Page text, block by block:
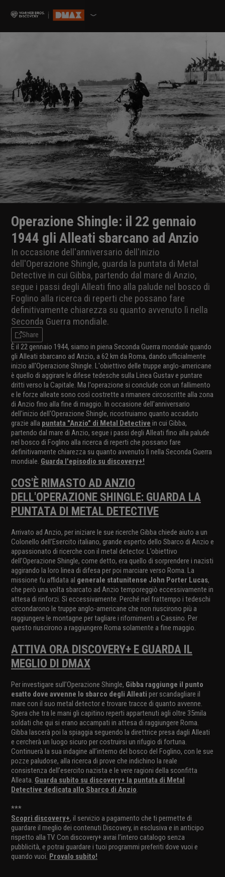
Operazione Shingle: il 22 gennaio
1944 gli Alleati sbarcano ad Anzio
In occasione dell'anniversario dell'inizio
dell'Operazione Shingle, guarda la puntata di Metal
Detective in cui Gibba, partendo dal mare di Anzio,
segue i passi degli Alleati fino alla palude nel bosco di
Foglino alla ricerca di reperti che possano fare
definitivamente chiarezza su quanto avvenuto lì nella
Seconda Guerra mondiale.
Share
È il 22 gennaio 1944, siamo in piena Seconda Guerra mondiale quando
gli Alleati sbarcano ad Anzio, a 62 km da Roma, dando ufficialmente
inizio all'Operazione Shingle. L'obiettivo delle truppe anglo-americane
è quello di aggirare le difese tedesche sulla Linea Gustav e puntare
dritti verso la Capitale. Ma l'operazione si conclude con un fallimento
e le forze alleate sono così costrette a rimanere circoscritte alla zona
di Anzio fino alla fine di maggio. In occasione dell'anniversario
dell'inizio dell'Operazione Shingle, ricostruiamo quanto accaduto
grazie alla puntata "Anzio" di Metal Detective in cui Gibba,
partendo dal mare di Anzio, segue i passi degli Alleati fino alla palude
nel bosco di Foglino alla ricerca di reperti che possano fare
definitivamente chiarezza su quanto avvenuto lì nella Seconda Guerra
mondiale. Guarda l'episodio su discovery+!
COS'È RIMASTO AD ANZIO
DELL'OPERAZIONE SHINGLE: GUARDA LA
PUNTATA DI METAL DETECTIVE
Arrivato ad Anzio, per iniziare le sue ricerche Gibba chiede aiuto a un
Colonello dell’Esercito italiano, grande esperto dello Sbarco di Anzio e
appassionato di ricerche con il metal detector. L’obiettivo
dell’Operazione Shingle, come detto, era quello di sorprendere i nazisti
aggirando la loro linea di difesa per poi marciare verso Roma. La
missione fu affidata al generale statunitense John Porter Lucas,
che però una volta sbarcato ad Anzio temporeggiò eccessivamente in
attesa di rinforzi. Sì eccessivamente. Perché nel frattempo i tedeschi
circondarono le truppe anglo-americane che non riuscirono più a
raggiungere le montagne per tagliare i rifornimenti a Cassino. Per
questo riuscirono a raggiungere Roma solamente a fine maggio.
ATTIVA ORA DISCOVERY+ E GUARDA IL
MEGLIO DI DMAX
Per investigare sull’Operazione Shingle, Gibba raggiunge il punto
esatto dove avvenne lo sbarco degli Alleati per scandagliare il
mare con il suo metal detector e trovare tracce di quanto avvenne.
Spera che tra le mani gli capitino reperti appartenuti agli oltre 35mila
soldati che qui si erano accampati in attesa di raggiungere Roma.
Gibba lascerà poi la spiaggia seguendo la direttrice presa dagli Alleati
e cercherà un luogo sicuro per costruirsi un rifugio di fortuna.
Continuerà la sua indagine all’interno del bosco del Foglino, con le sue
pozze paludose, alla ricerca di prove che indichino la reale
consistenza dell’esercito nazista e le vere ragioni della sconfitta
Alleata. Guarda subito su discovery+ la puntata di Metal
Detective dedicata allo Sbarco di Anzio.
***
Scopri discovery+, il servizio a pagamento che ti permette di
guardare il meglio dei contenuti Discovery, in esclusiva e in anticipo
rispetto alla TV. Con discovery+ avrai l’intero catalogo senza
pubblicità, e potrai guardare i tuoi programmi preferiti dove vuoi e
quando vuoi. Provalo subito!